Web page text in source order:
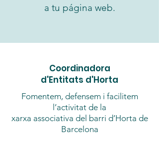
a tu página web.
Coordinadora
d'Entitats d'Horta
Fomentem, defensem i facilitem
l’activitat de la
xarxa associativa del barri d’Horta de
Barcelona